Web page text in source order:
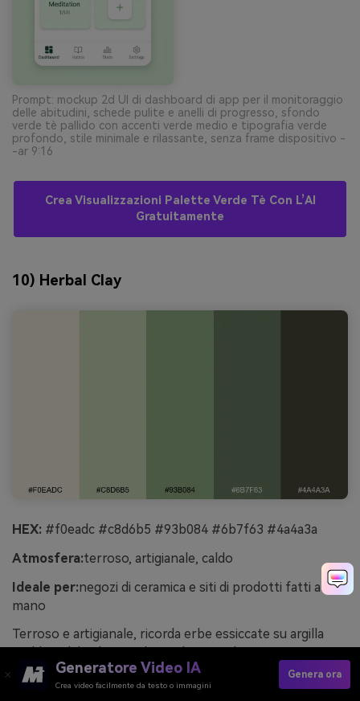
Prompt: mockup 2d UI di dashboard di app per il monitoraggio
delle abitudini, schede pulite e anelli di progresso, sfondo
verde tè pallido con accenti verde medio e tipografia verde
profondo, stile minimale e rilassante, senza frame dispositivo -
-ar 9:16
Crea Visualizzazioni Palette Verde Tè Con L’AI
Gratuitamente
10) Herbal Clay
HEX: #f0eadc #c8d6b5 #93b084 #6b7f63 #4a4a3a
Atmosfera:terroso, artigianale, caldo
Ideale per:negozi di ceramica e siti di prodotti fatti a
mano
Terroso e artigianale, ricorda erbe essiccate su argilla
splendidamente sulla base beige per griglie prodotto,
cartellini prezzo e categorie. Aggiungi il grigio-verde
Generatore Video IA
Crea video facilmente da testo o immagini
Genera ora